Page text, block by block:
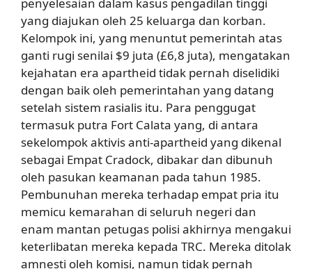
yang diajukan oleh 25 keluarga dan korban.
Kelompok ini, yang menuntut pemerintah atas
ganti rugi senilai $9 juta (£6,8 juta), mengatakan
kejahatan era apartheid tidak pernah diselidiki
dengan baik oleh pemerintahan yang datang
setelah sistem rasialis itu. Para penggugat
termasuk putra Fort Calata yang, di antara
sekelompok aktivis anti-apartheid yang dikenal
sebagai Empat Cradock, dibakar dan dibunuh
oleh pasukan keamanan pada tahun 1985.
Pembunuhan mereka terhadap empat pria itu
memicu kemarahan di seluruh negeri dan
enam mantan petugas polisi akhirnya mengakui
keterlibatan mereka kepada TRC. Mereka ditolak
amnesti oleh komisi, namun tidak pernah